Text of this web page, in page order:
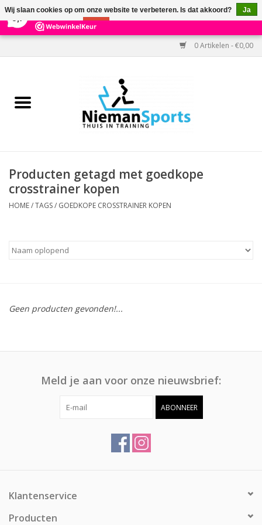
303 Reviews ×
0 Artikelen - €0,00
Home
Kracht
Kantoor & Medisch
Contact
Producten getagd met goedkope
crosstrainer kopen
HOME/TAGS/ GOEDKOPE CROSSTRAINER KOPEN
Geen producten gevonden!...
Meld je aan voor onze nieuwsbrief:
ABONNEER
Klantenservice
Producten
Wij slaan cookies op om onze website te verbeteren. Is dat akkoord?
Ja
Nee